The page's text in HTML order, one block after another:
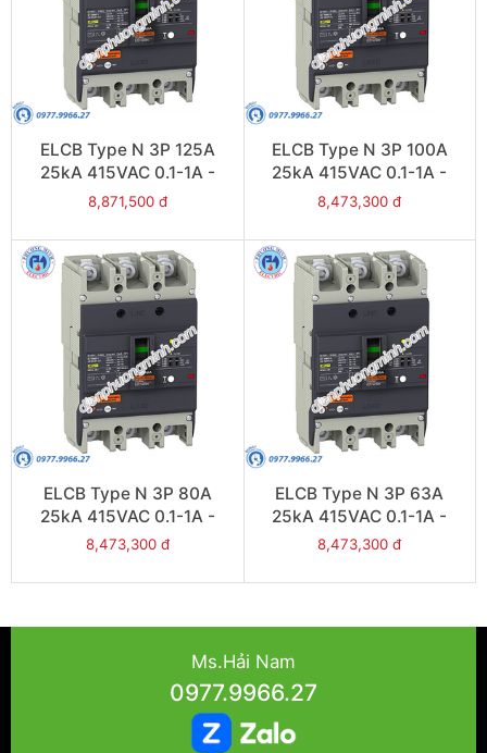
ELCB Type N 3P 125A
25kA 415VAC 0.1-1A -
Model EZCV250N3125
8,871,500 đ
ELCB Type N 3P 100A
25kA 415VAC 0.1-1A -
Model EZCV250N3100
8,473,300 đ
ELCB Type N 3P 80A
25kA 415VAC 0.1-1A -
Model EZCV250N3080
8,473,300 đ
ELCB Type N 3P 63A
25kA 415VAC 0.1-1A -
Model EZCV250N3063
8,473,300 đ
Ms.Hải Nam
0977.9966.27